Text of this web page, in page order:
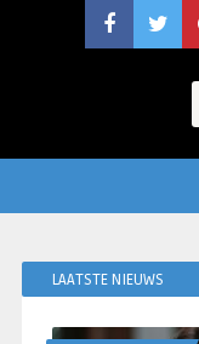
LAATSTE NIEUWS